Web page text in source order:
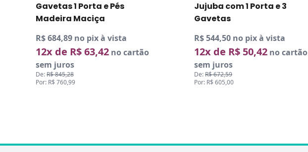
Jujuba com 1 Porta e 3
Gavetas
R$ 544,50 no pix à vista
12x de R$ 50,42 no cartão
sem juros
De:R$ 672,59
Por: R$ 605,00
Quarto com 4 Gavetas e 1
Porta
R$ 809,99 no pix à vista
12x de R$ 75,00 no cartão
sem juros
De:R$ 999,99
Por: R$ 899,99